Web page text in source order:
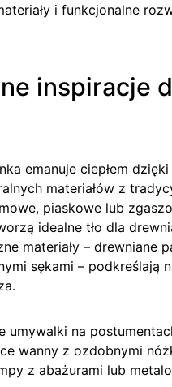
i funkcjonalne
inspiracje
emanuje ciepłem dzięki
materiałów z
piaskowe lub
idealne tło dla
materiały – drewniane
sękami – podkreślają
umywalki na
wanny z ozdobnymi
z abażurami lub